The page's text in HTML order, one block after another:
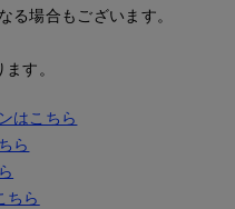
る場合もございます。
す。
はこちら
ら
ちら